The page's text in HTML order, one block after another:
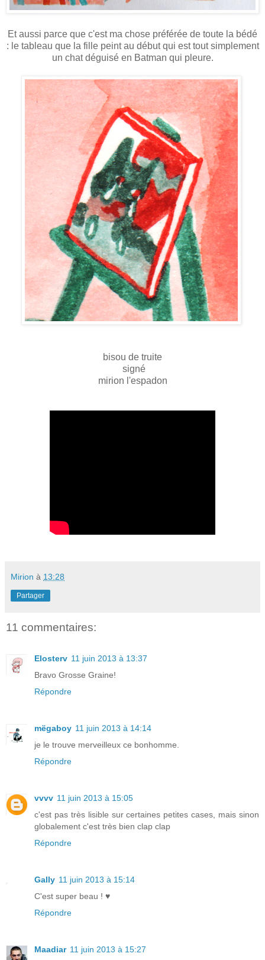
Et aussi parce que c'est ma chose préférée de toute la bédé
: le tableau que la fille peint au début qui est tout simplement
un chat déguisé en Batman qui pleure.
bisou de truite
signé
mirion l'espadon
Mirion à 13:28
Partager
11 commentaires:
Elosterv 11 juin 2013 à 13:37
Bravo Grosse Graine!
Répondre
mëgaboy 11 juin 2013 à 14:14
je le trouve merveilleux ce bonhomme.
Répondre
vvvv 11 juin 2013 à 15:05
c'est pas très lisible sur certaines petites cases, mais sinon
globalement c'est très bien clap clap
Répondre
Gally 11 juin 2013 à 15:14
C'est super beau ! ♥
Répondre
Maadiar 11 juin 2013 à 15:27